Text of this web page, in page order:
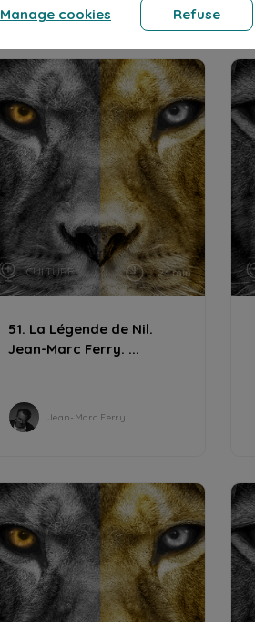
CULTURE 24 min
51. La Légende de Nil.
Jean-Marc Ferry. ...
Jean-Marc Ferry
Manage cookies Refuse